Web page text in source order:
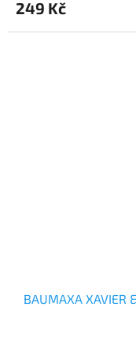
249 Kč
BAUMAXA XAVIER